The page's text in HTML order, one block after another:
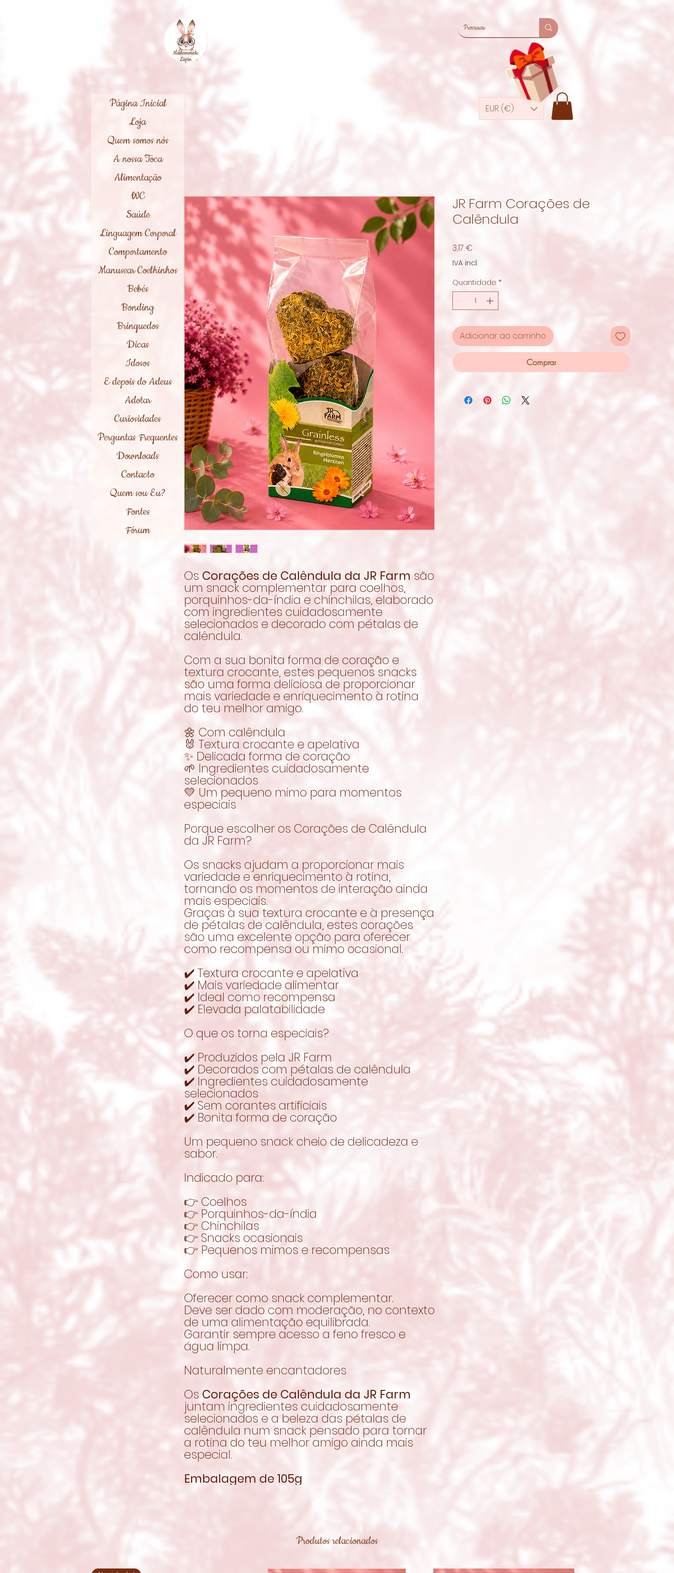
EUR (€)
OsCorações de Calêndula da JR Farm são
um snack complementar para coelhos,
porquinhos-da-índia e chinchilas, elaborado
com ingredientes cuidadosamente
selecionados e decorado com pétalas de
calêndula.
Com a sua bonita forma de coração e
textura crocante, estes pequenos snacks
são uma forma deliciosa de proporcionar
mais variedade e enriquecimento à rotina
do teu melhor amigo.
🌼 Com calêndula
🐰 Textura crocante e apelativa
✨ Delicada forma de coração
🌱 Ingredientes cuidadosamente
selecionados
💛 Um pequeno mimo para momentos
especiais
Porque escolher os Corações de Calêndula
da JR Farm?
Os snacks ajudam a proporcionar mais
variedade e enriquecimento à rotina,
tornando os momentos de interação ainda
mais especiais.
Graças à sua textura crocante e à presença
de pétalas de calêndula, estes corações
são uma excelente opção para oferecer
como recompensa ou mimo ocasional.
✔️ Textura crocante e apelativa
✔️ Mais variedade alimentar
✔️ Ideal como recompensa
✔️ Elevada palatabilidade
O que os torna especiais?
✔️ Produzidos pela JR Farm
✔️ Decorados com pétalas de calêndula
✔️ Ingredientes cuidadosamente
selecionados
✔️ Sem corantes artificiais
✔️ Bonita forma de coração
Um pequeno snack cheio de delicadeza e
sabor.
Indicado para:
👉 Coelhos
👉 Porquinhos-da-índia
👉 Chinchilas
👉 Snacks ocasionais
👉 Pequenos mimos e recompensas
Como usar:
Oferecer como snack complementar.
Deve ser dado com moderação, no contexto
de uma alimentação equilibrada.
Garantir sempre acesso a feno fresco e
água limpa.
Naturalmente encantadores
Os Corações de Calêndula da JR Farm
juntam ingredientes cuidadosamente
selecionados e a beleza das pétalas de
calêndula num snack pensado para tornar
a rotina do teu melhor amigo ainda mais
especial.
Embalagem de 105g
JR Farm Corações de
Calêndula
3,17 €
IVA incl.
Quantidade *
Adicionar ao carrinho
Comprar
Produtos relacionados
Página Inicial
Loja
Quem somos nós
A nossa Toca
Alimentação
WC
Saúde
Linguagem Corporal
Comportamento
Manusear Coelhinhos
Bebés
Bonding
Brinquedos
Dicas
Idosos
E depois do Adeus
Adotar
Curiosidades
Perguntas Frequentes
Downloads
Contacto
Quem sou Eu?
Fontes
Fórum